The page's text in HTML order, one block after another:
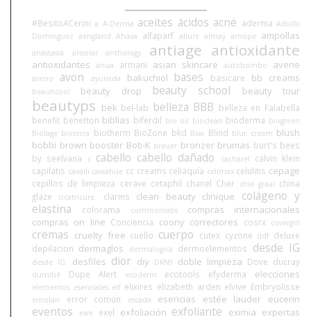
#BesitoACerini a A-Derma aceites ácidos acné aderma Adolfo
Domínguez aengland Ahava alfaparf allure almay amope ampollas
anastasia ansolar anthology antiage antioxidante
antioxidantes anua armani asian skincare autobombo avene
aveno avon ayurvida bakuchiol bases basicare bb creams
beauticool beauty drop beauty school beauty tour
beautyps bek bel-lab belleza BBB belleza en Falabella
benefit benetton biblias biferdil bio oil bioclean bioderma biogreen
Biolage bioterra biotherm BioZone bkd Blas Blind blur cream blush
bobbi brown booster Boti-K breuer bronzer brumas burt's bees
by seelvana
c cabello cabello dañado cacharel
calvin klein
capilatis cavalli caviahue cc creams celiaquía celimax celulitis cepage
cepillos de limpieza cerave cetaphil chanel Cher chia graal china
glaze
cicatricure. clarins clean beauty clinique
colágeno y
elastina
colorama commonlabs
compras internacionales
compras on line Conciencia coony correctores cosrx covergirl
cremas cruelty free cuello cuerpo cutex cyzone ddf deluxe
depilacion dermaglos dermalogica dermoelementos desde IG
desde IG. desfiles dior diy DKNY doble limpieza Dove ducray
dumitié Dupe Alert ecoderm ecotools efyderma elecciones
elementos esenciales elf elixires elizabeth arden elvive Embryolisse
emolan error común escada esencias estée lauder eucerin
eventos ewe exel exfoliación exfoliante eximia expertas